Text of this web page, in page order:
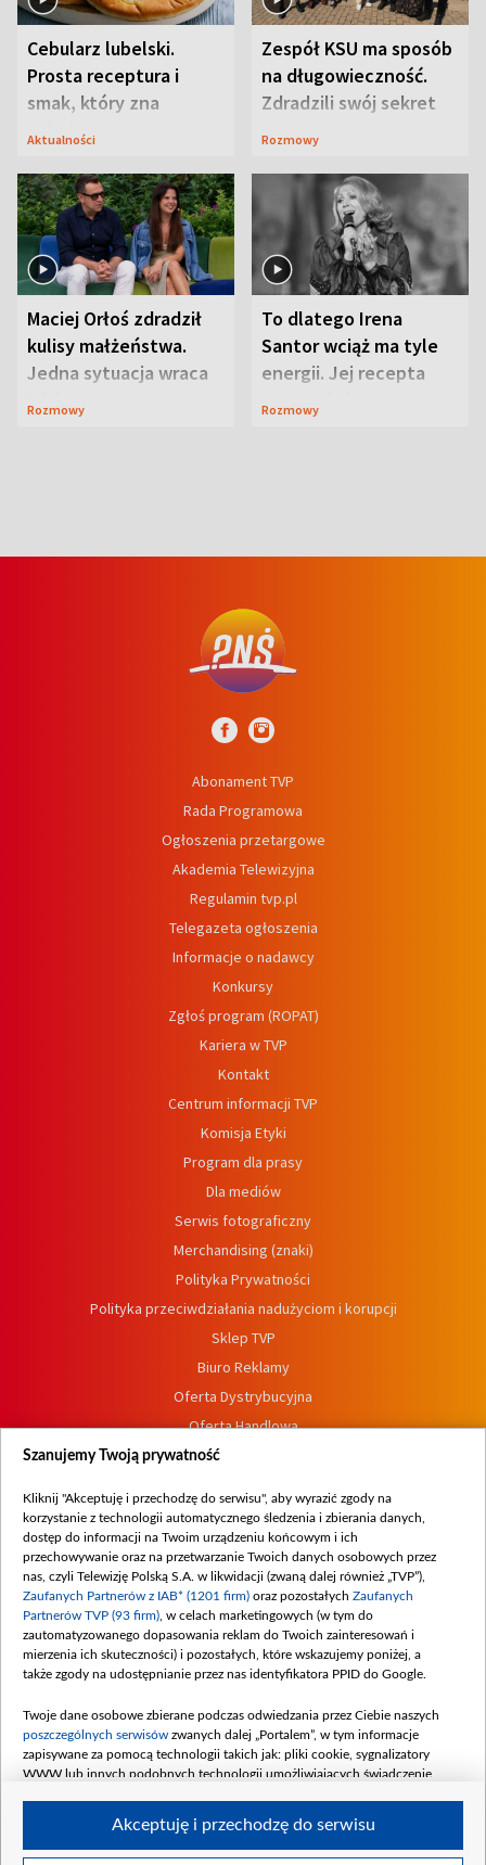
Cebularz lubelski.
Prosta receptura i
smak, który zna
Lubelszczyzna
Aktualności
Zespół KSU ma sposób
na długowieczność.
Zdradzili swój sekret
Rozmowy
Maciej Orłoś zdradził
kulisy małżeństwa.
Jedna sytuacja wraca
jak bumerang
Rozmowy
To dlatego Irena
Santor wciąż ma tyle
energii. Jej recepta
jest zaskakująco
Rozmowy
Abonament TVP
Rada Programowa
Ogłoszenia przetargowe
Akademia Telewizyjna
Regulamin tvp.pl
Telegazeta ogłoszenia
Informacje o nadawcy
Konkursy
Zgłoś program (ROPAT)
Kariera w TVP
Kontakt
Centrum informacji TVP
Komisja Etyki
Program dla prasy
Dla mediów
Serwis fotograficzny
Merchandising (znaki)
Polityka Prywatności
Polityka przeciwdziałania nadużyciom i korupcji
Sklep TVP
Biuro Reklamy
Oferta Dystrybucyjna
Oferta Handlowa
Dostępność
Procedura zgłoszeń wewnętrznych
Szanujemy Twoją prywatność
Kliknij "Akceptuję i przechodzę do serwisu", aby wyrazić zgody na
korzystanie z technologii automatycznego śledzenia i zbierania danych,
dostęp do informacji na Twoim urządzeniu końcowym i ich
przechowywanie oraz na przetwarzanie Twoich danych osobowych przez
nas, czyli Telewizję Polską S.A. w likwidacji (zwaną dalej również „TVP”),
Zaufanych Partnerów z IAB* (1201 firm) oraz pozostałych Zaufanych
Partnerów TVP (93 firm) , w celach marketingowych (w tym do
zautomatyzowanego dopasowania reklam do Twoich zainteresowań i
mierzenia ich skuteczności) i pozostałych, które wskazujemy poniżej, a
także zgody na udostępnianie przez nas identyfikatora PPID do Google.
Twoje dane osobowe zbierane podczas odwiedzania przez Ciebie naszych
poszczególnych serwisów zwanych dalej „Portalem”, w tym informacje
zapisywane za pomocą technologii takich jak: pliki cookie, sygnalizatory
WWW lub innych podobnych technologii umożliwiających świadczenie
Akceptuję i przechodzę do serwisu